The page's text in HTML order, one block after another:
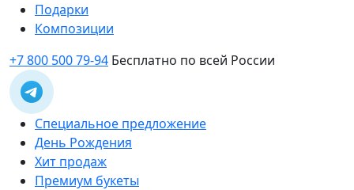
Подарки
Композиции
+7 800 500 79-94 Бесплатно по всей России
Специальное предложение
День Рождения
Хит продаж
Премиум букеты